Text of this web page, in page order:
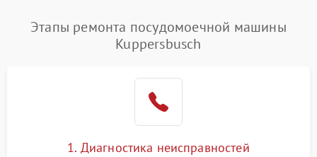
Проблемы с набором
воды
1800 ₽ Подробнее →
1700 ₽
циркуляционным насосом
2100 ₽ Подробнее →
Этапы ремонта посудомоечной машины
Kuppersbusch
1. Диагностика неисправностей